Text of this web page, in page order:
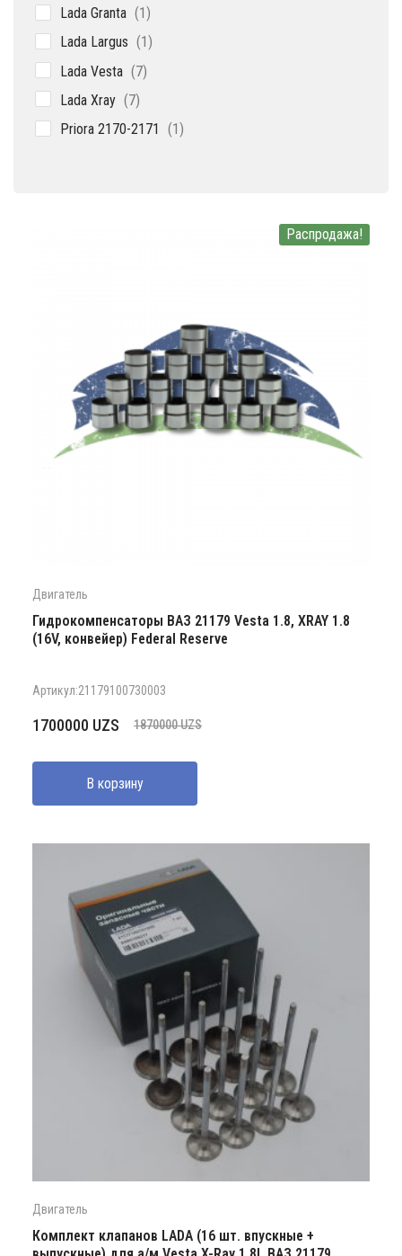
Lada Granta 1 1
Lada Largus 1 1
Lada Vesta 77
Lada Xray 77
Priora 2170-2171 11
Распродажа!
Двигатель
Гидрокомпенсаторы ВАЗ 21179 Vesta 1.8, XRAY 1.8
(16V, конвейер) Federal Reserve
Артикул:21179100730003
1870000UZS
Первоначальная
составляла
1870000 UZS.
1700000 UZS
Текущая
1700000 UZS.
В корзину
Двигатель
Комплект клапанов LADA (16 шт. впускные +